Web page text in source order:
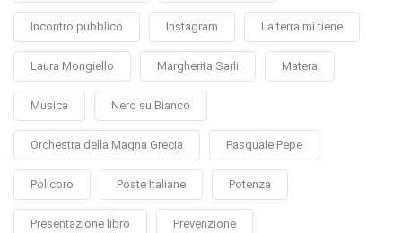
Incontro pubblico Instagram La terra mi tiene
Laura Mongiello Margherita Sarli Matera
Musica Nero su Bianco
Orchestra della Magna Grecia Pasquale Pepe
Policoro Poste Italiane Potenza
Presentazione libro Prevenzione